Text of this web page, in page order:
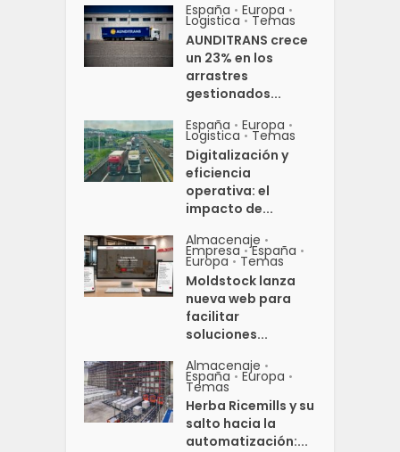
España • Europa •
Logistica • Temas
AUNDITRANS crece
un 23% en los
arrastres
gestionados...
España • Europa •
Logistica • Temas
Digitalización y
eficiencia
operativa: el
impacto de...
Almacenaje •
Empresa • España •
Europa • Temas
Moldstock lanza
nueva web para
facilitar
soluciones...
Almacenaje •
España • Europa •
Temas
Herba Ricemills y su
salto hacia la
automatización:...